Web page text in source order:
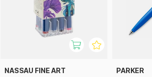
NASSAU FINE ART PARKER